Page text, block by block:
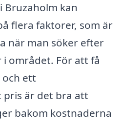
Bruzaholm kan
flera faktorer, som är
när man söker efter
området. För att få
ett
är det bra att
bakom kostnaderna